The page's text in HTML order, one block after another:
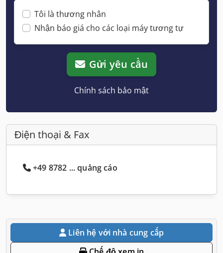
Tôi là thương nhân
Nhận báo giá cho các loại máy tương tự
Gửi yêu cầu
Chính sách bảo mật
Điện thoại & Fax
+49 8782 ... quảng cáo
Liên hệ với nhà cung cấp